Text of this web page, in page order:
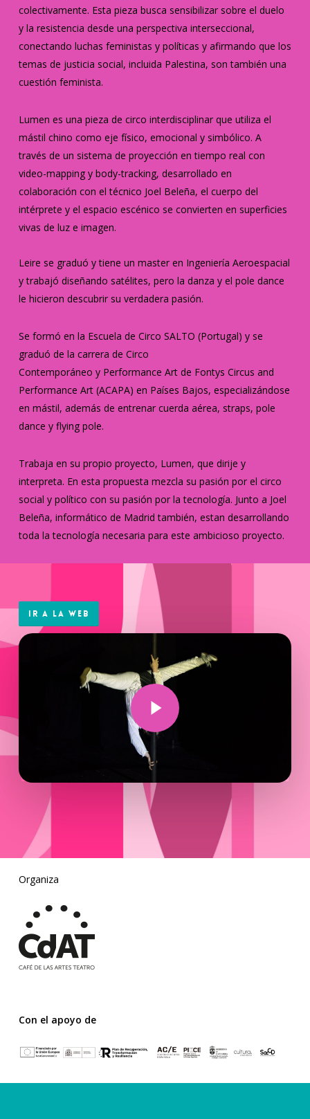
colectivamente. Esta pieza busca sensibilizar sobre el duelo
y la resistencia desde una perspectiva interseccional,
conectando luchas feministas y políticas y afirmando que los
temas de justicia social, incluida Palestina, son también una
cuestión feminista.
Lumen es una pieza de circo interdisciplinar que utiliza el
mástil chino como eje físico, emocional y simbólico. A
través de un sistema de proyección en tiempo real con
video-mapping y body-tracking, desarrollado en
colaboración con el técnico Joel Beleña, el cuerpo del
intérprete y el espacio escénico se convierten en superficies
vivas de luz e imagen.
Leire se graduó y tiene un master en Ingeniería Aeroespacial
y trabajó diseñando satélites, pero la danza y el pole dance
le hicieron descubrir su verdadera pasión.
Se formó en la Escuela de Circo SALTO (Portugal) y se
graduó de la carrera de Circo
Contemporáneo y Performance Art de Fontys Circus and
Performance Art (ACAPA) en Países Bajos, especializándose
en mástil, además de entrenar cuerda aérea, straps, pole
dance y flying pole.
Trabaja en su propio proyecto, Lumen, que dirije y
interpreta. En esta propuesta mezcla su pasión por el circo
social y político con su pasión por la tecnología. Junto a Joel
Beleña, informático de Madrid también, estan desarrollando
toda la tecnología necesaria para este ambicioso proyecto.
Ir a la web
Play Video
Play Video
Organiza
Con el apoyo de